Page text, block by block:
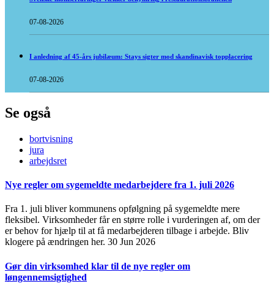
07-08-2026
I anledning af 45-års jubilæum: Stays sigter mod skandinavisk topplacering
07-08-2026
Se også
bortvisning
jura
arbejdsret
Nye regler om sygemeldte medarbejdere fra 1. juli 2026
Fra 1. juli bliver kommunens opfølgning på sygemeldte mere
fleksibel. Virksomheder får en større rolle i vurderingen af, om der
er behov for hjælp til at få medarbejderen tilbage i arbejde. Bliv
klogere på ændringen her. 30 Jun 2026
Gør din virksomhed klar til de nye regler om
løngennemsigtighed